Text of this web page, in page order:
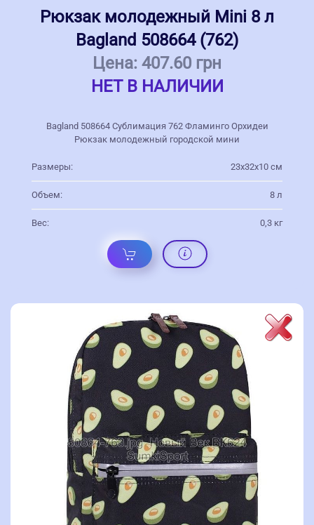
Рюкзак молодежный Mini 8 л
Bagland 508664 (762)
Цена: 407.60 грн
НЕТ В НАЛИЧИИ
Bagland 508664 Сублимация 762 Фламинго Орхидеи
Рюкзак молодежный городской мини
Размеры: 23х32х10 см
Объем: 8 л
Вес: 0,3 кг